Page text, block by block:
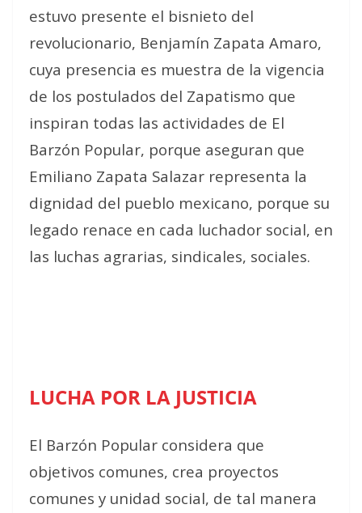
estuvo presente el bisnieto del
revolucionario, Benjamín Zapata Amaro,
cuya presencia es muestra de la vigencia
de los postulados del Zapatismo que
inspiran todas las actividades de El
Barzón Popular, porque aseguran que
Emiliano Zapata Salazar representa la
dignidad del pueblo mexicano, porque su
legado renace en cada luchador social, en
las luchas agrarias, sindicales, sociales.
LUCHA POR LA JUSTICIA
El Barzón Popular considera que
objetivos comunes, crea proyectos
comunes y unidad social, de tal manera